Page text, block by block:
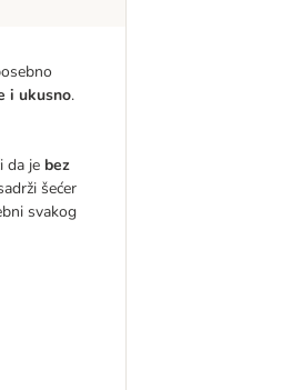
i ukusno.
da je bez
šećer
svakog